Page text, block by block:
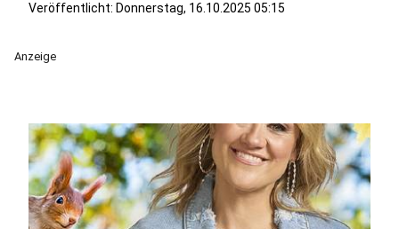
Veröffentlicht: Donnerstag, 16.10.2025 05:15
Anzeige